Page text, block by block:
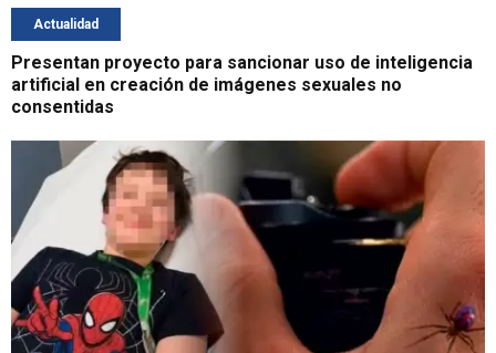
Actualidad
Presentan proyecto para sancionar uso de inteligencia
artificial en creación de imágenes sexuales no
consentidas